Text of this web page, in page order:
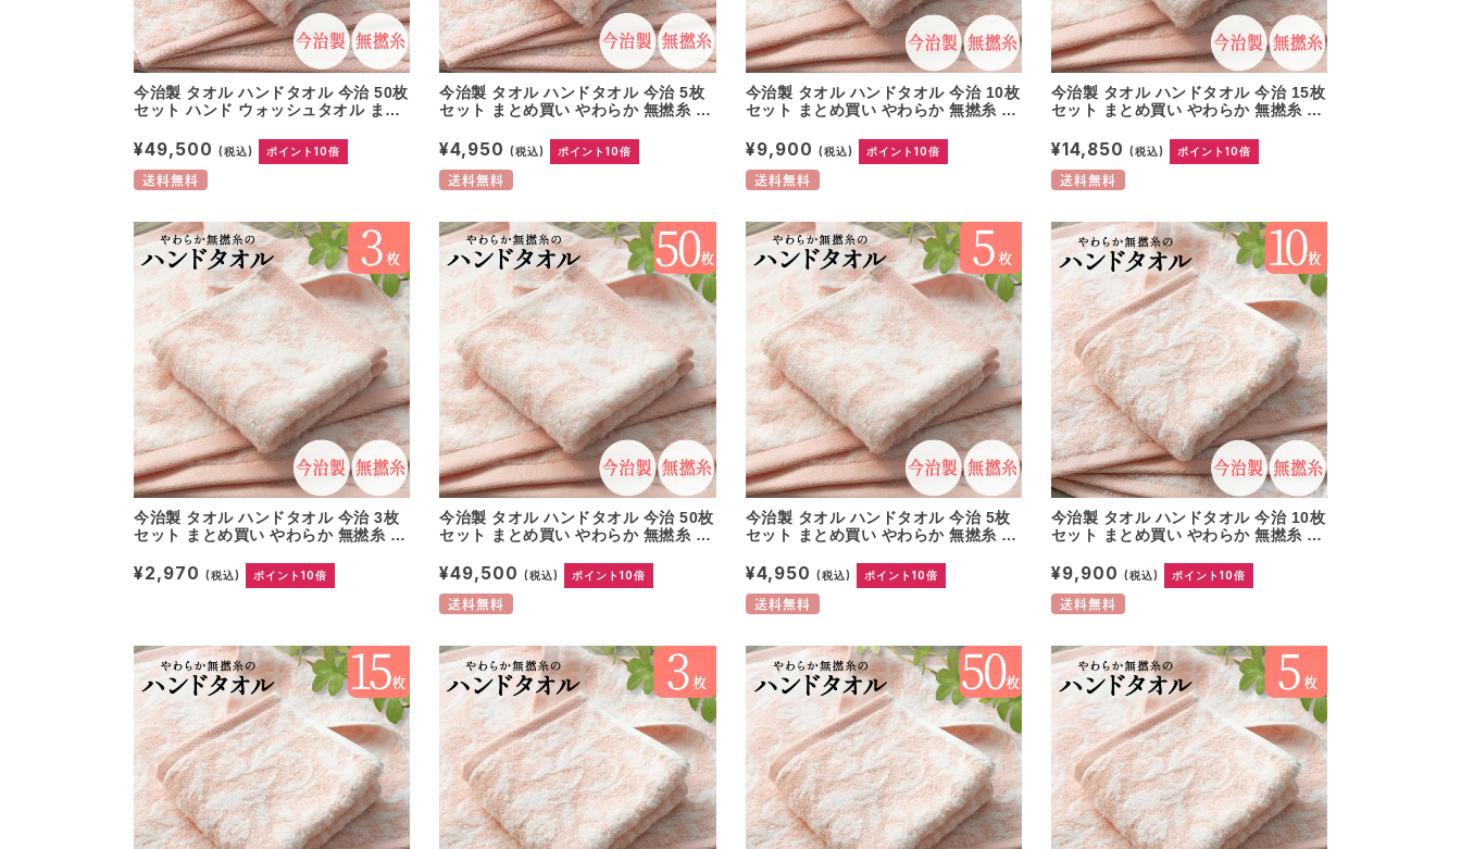
今治製 タオル ハンドタオル 今治 50枚
セット ハンド ウォッシュタオル まと
綿100% 日本製 プレゼント 内祝 快気
祝い 香典返し 出産祝い コットン 可愛
い 国産 無地 パイル ウォッシュタオル
¥49,500 (税込) ポイント10倍
送料無料
今治製 タオル ハンドタオル 今治 5枚
セット まとめ買い やわらか 無撚糸 ピ
ト 内祝 快気祝い 結婚祝い 香典返し
ホテル仕様 出産祝い コットン 可愛い
国産 無地 パイル ウォッシュタオル 母
¥4,950(税込) ポイント10倍
送料無料
今治製 タオル ハンドタオル 今治 10枚
セット まとめ買い やわらか 無撚糸 ピ
ト 内祝 快気祝い 結婚祝い 香典返し
ホテル仕様 出産祝い コットン 可愛い
国産 無地 パイル ウォッシュタオル 母
¥9,900 (税込) ポイント10倍
送料無料
今治製 タオル ハンドタオル 今治 15枚
セット まとめ買い やわらか 無撚糸 ピ
ト 内祝 快気祝い 結婚祝い 香典返し
ホテル仕様 出産祝い コットン 可愛い
国産 無地 パイル ウォッシュタオル 母
¥14,850 (税込) ポイント10倍
送料無料
今治製 タオル ハンドタオル 今治 3枚
セット まとめ買い やわらか 無撚糸 ピ
ト 内祝 快気祝い 結婚祝い 香典返し
ホテル仕様 出産祝い コットン 可愛い
¥2,970 (税込) ポイント10倍
今治製 タオル ハンドタオル 今治 50枚
セット まとめ買い やわらか 無撚糸 ピ
ト 内祝 快気祝い 結婚祝い 香典返し
ホテル仕様 出産祝い コットン 可愛い
国産 無地 パイル ウォッシュタオル 母
¥49,500(税込) ポイント10倍
送料無料
今治製 タオル ハンドタオル 今治 5枚
セット まとめ買い やわらか 無撚糸 ピ
ト 内祝 快気祝い 結婚祝い 香典返し
ホテル仕様 出産祝い コットン 可愛い
国産 無地 パイル ウォッシュタオル 母
¥4,950 (税込) ポイント10倍
送料無料
今治製 タオル ハンドタオル 今治 10枚
セット まとめ買い やわらか 無撚糸 ピ
ト 内祝 快気祝い 結婚祝い 香典返し
ホテル仕様 出産祝い コットン 可愛い
国産 無地 パイル ウォッシュタオル 母
¥9,900 (税込) ポイント10倍
送料無料